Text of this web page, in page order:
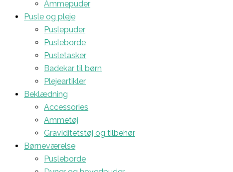
Ammepuder
Pusle og pleje
Puslepuder
Pusleborde
Pusletasker
Badekar til børn
Plejeartikler
Beklædning
Accessories
Ammetøj
Graviditetstøj og tilbehør
Børneværelse
Pusleborde